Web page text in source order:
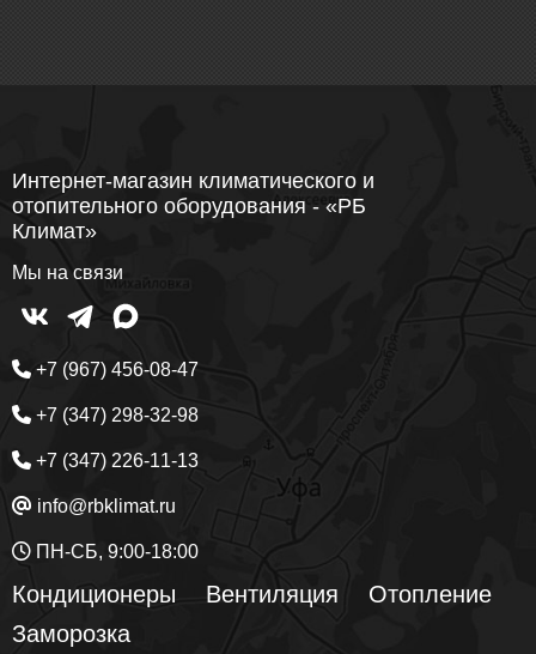
Интернет-магазин климатического и
отопительного оборудования - «РБ
Климат»
Мы на связи
+7 (967) 456-08-47
+7 (347) 298-32-98
+7 (347) 226-11-13
info@rbklimat.ru
ПН-СБ, 9:00-18:00
Кондиционеры Вентиляция
Отопление
Заморозка